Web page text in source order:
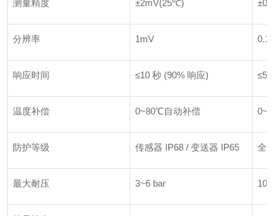
测量精度 ±2mV(25℃)
分辨率 1mV
响应时间 ≤10 秒 (90% 响应) ≤5
温度补偿 0~80℃自动补偿
防护等级 传感器 IP68 / 变送器 IP65 全
最大耐压 3~6 bar